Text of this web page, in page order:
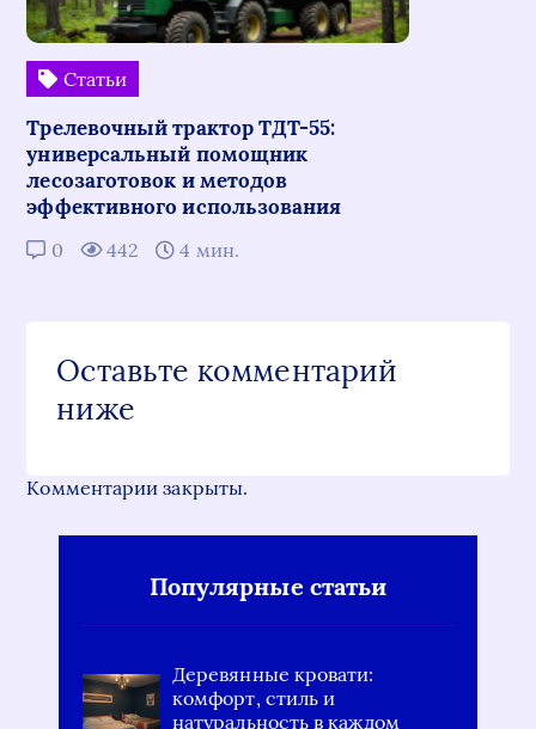
Статьи
Трелевочный трактор ТДТ-55:
универсальный помощник
лесозаготовок и методов
эффективного использования
0 442 4 мин.
Оставьте комментарий
ниже
Комментарии закрыты.
Популярные статьи
Деревянные кровати:
комфорт, стиль и
натуральность в каждом